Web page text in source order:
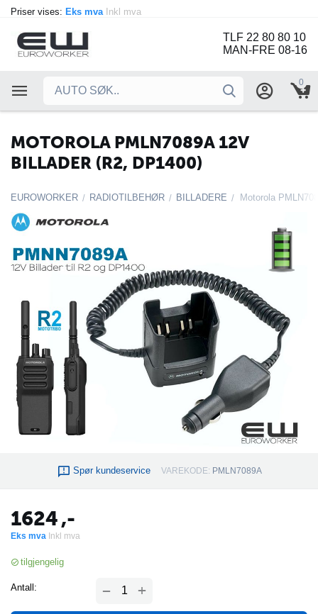
Priser vises: Eks mva Inkl mva
TLF 22 80 80 10
MAN-FRE 08-16
0
MOTOROLA PMLN7089A 12V
BILLADER (R2, DP1400)
EUROWORKER / RADIOTILBEHØR / BILLADERE / Motorola
Spør kundeservice VAREKODE: PMLN7089A
1624,-
Eks mva Inkl mva
tilgjengelig
Antall: +
−